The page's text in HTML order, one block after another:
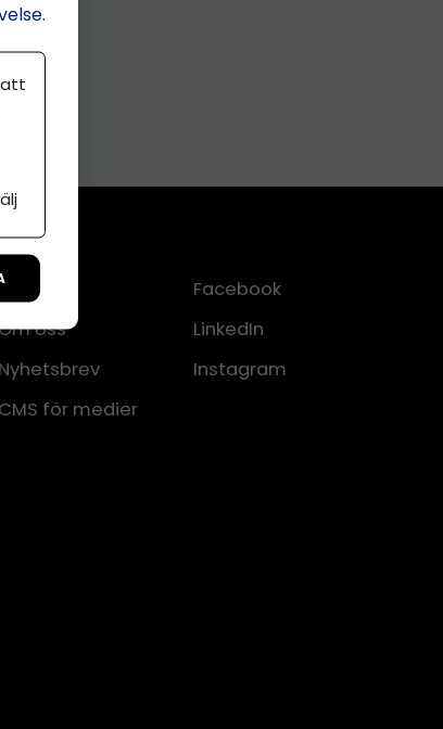
oss
Nyhetsbrev
CMS för medier
Facebook
LinkedIn
Instagram
att